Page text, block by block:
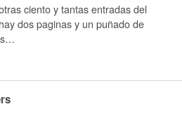
ciento y tantas entradas del
dos paginas y un puñado de